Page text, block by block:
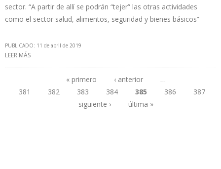
sector. “A partir de allí se podrán “tejer” las otras actividades
como el sector salud, alimentos, seguridad y bienes básicos”
PUBLICADO: 11 de abril de 2019
LEER MÁS
Páginas
« primero ‹ anterior
…
381
382 383 384 385 386
387
siguiente ›
última »